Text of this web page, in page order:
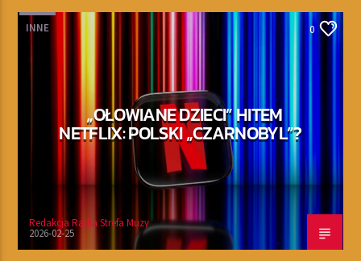
INNE 0
„OŁOWIANE DZIECI” HITEM
NETFLIX: POLSKI „CZARNOBYL”?
Redakcja Radia Strefa Muzy
2026-02-25